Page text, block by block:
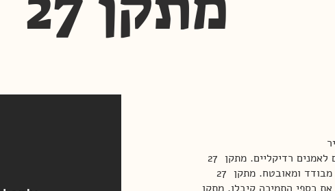
מתקן 27 מציע תרחיש מעצר בתנאים מיטיבים לאמנים רדיקליים. מתקן 27
מתיר הצגה של אמנות משחיתה ומסיתה בחלל מבודד ומאובטח. מתקן 27